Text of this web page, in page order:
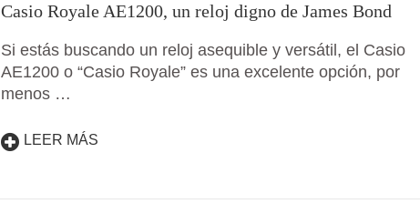
Casio Royale AE1200, un reloj digno de James Bond
Si estás buscando un reloj asequible y versátil, el Casio
AE1200 o “Casio Royale” es una excelente opción, por
menos …
LEER MÁS